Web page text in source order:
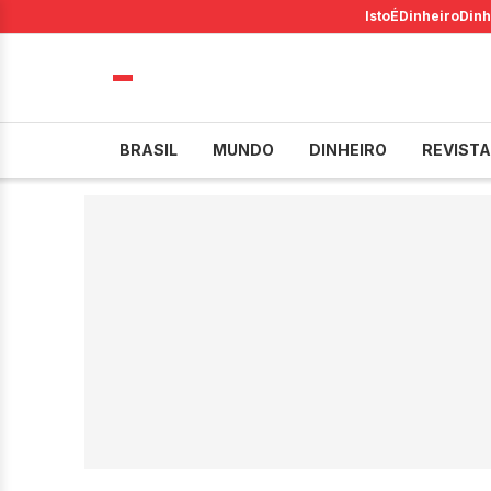
IstoÉDinheiro
BRASIL MUNDO DINHEIRO REVISTA